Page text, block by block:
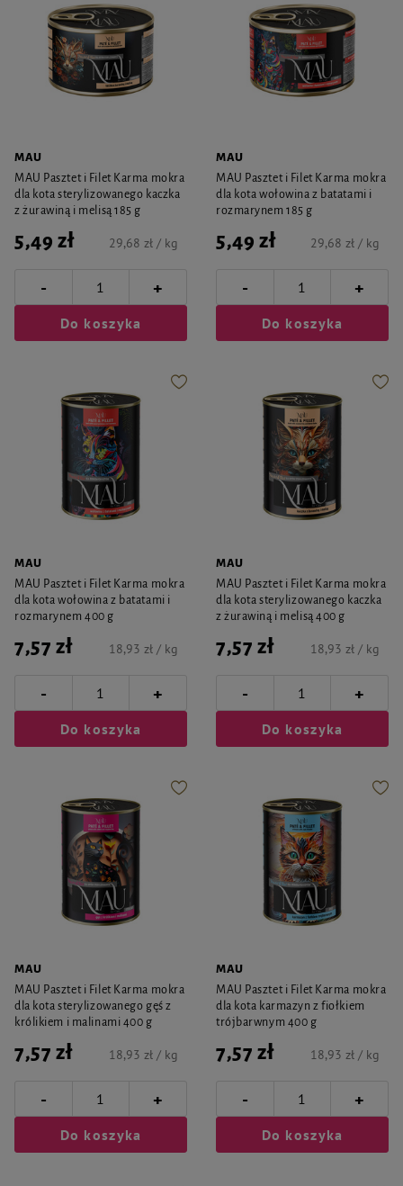
MAU
MAU Pasztet i Filet Karma mokra
dla kota sterylizowanego kaczka
z żurawiną i melisą 185 g
5,49 zł 29,68 zł / kg
- +
Do koszyka
MAU
MAU Pasztet i Filet Karma mokra
dla kota wołowina z batatami i
rozmarynem 185 g
5,49 zł 29,68 zł / kg
- +
Do koszyka
MAU
MAU Pasztet i Filet Karma mokra
dla kota wołowina z batatami i
rozmarynem 400 g
7,57 zł 18,93 zł / kg
- +
Do koszyka
MAU
MAU Pasztet i Filet Karma mokra
dla kota sterylizowanego kaczka
z żurawiną i melisą 400 g
7,57 zł 18,93 zł / kg
- +
Do koszyka
MAU
MAU Pasztet i Filet Karma mokra
dla kota sterylizowanego gęś z
królikiem i malinami 400 g
7,57 zł 18,93 zł / kg
- +
Do koszyka
MAU
MAU Pasztet i Filet Karma mokra
dla kota karmazyn z fiołkiem
trójbarwnym 400 g
7,57 zł 18,93 zł / kg
- +
Do koszyka